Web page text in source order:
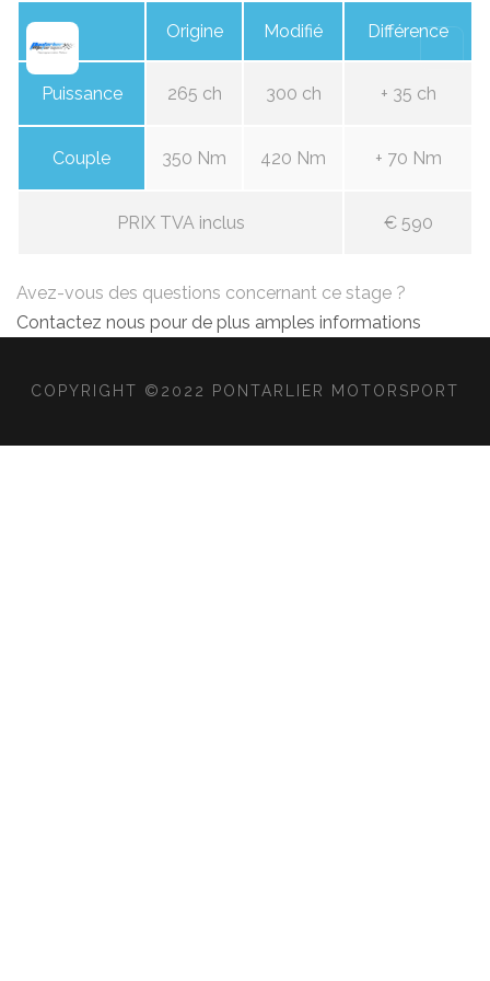
Origine Modifié Différence
Puissance 265 ch 300 ch + 35 ch
Couple 350 Nm 420 Nm + 70 Nm
PRIX TVA inclus € 590
Avez-vous des questions concernant ce stage ?
Contactez nous pour de plus amples informations
COPYRIGHT ©2022 PONTARLIER MOTORSPORT